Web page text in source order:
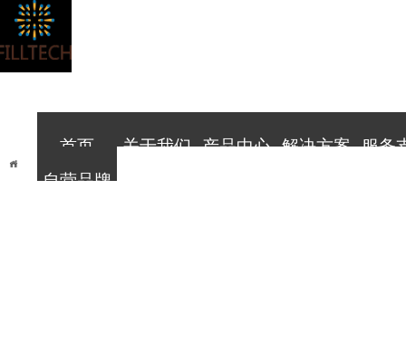
首页 关于我们 产品中心 解决方案 服务
自营品牌